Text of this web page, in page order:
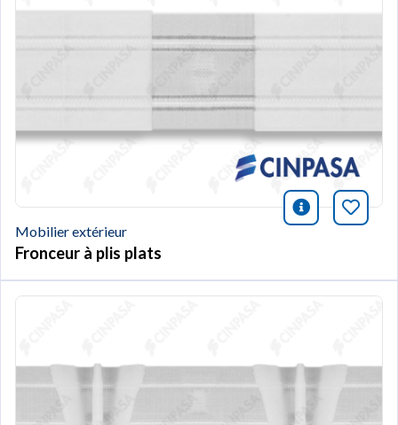
icono
Mobilier extérieur
Fronceur à plis plats